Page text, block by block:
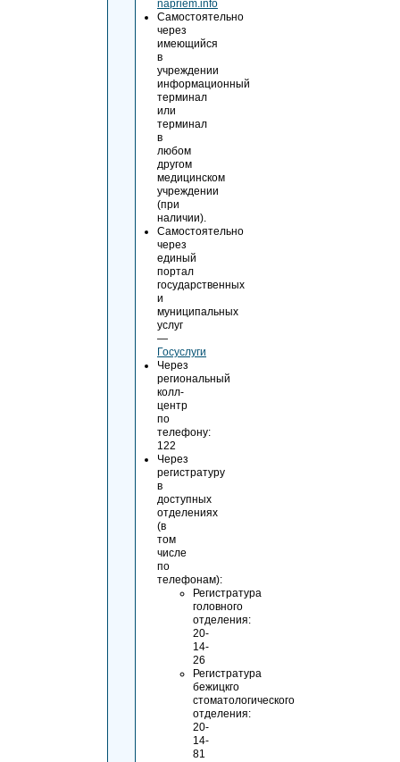
napriem.info
Самостоятельно
через
имеющийся
в
учреждении
информационный
терминал
или
терминал
в
любом
другом
медицинском
учреждении
(при
наличии).
Самостоятельно
через
единый
портал
государственных
и
муниципальных
услуг
—
Госуслуги
Через
региональный
колл-
центр
по
телефону:
122
Через
региcтратуру
в
доступных
отделениях
(в
том
числе
по
телефонам):
Регистратура
головного
отделения:
20-
14-
26
Регистратура
бежицкго
стоматологического
отделения:
20-
14-
81